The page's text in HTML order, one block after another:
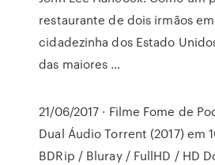
restaurante de dois irmãos
cidadezinha dos Estado
das maiores …
21/06/2017 · Filme Fome de
Dual Áudio Torrent (2017) em
BDRip / Bluray / FullHD / HD